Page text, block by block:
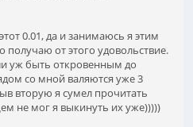
0.01, да и занимаюсь я этим
от этого удовольствие.
уж быть откровенным до
со мной валяются уже 3
вторую я сумел прочитать
не мог я выкинуть их уже)))))